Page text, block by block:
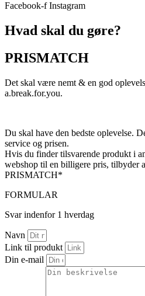
Facebook-f Instagram
Hvad skal du gøre?
PRISMATCH
Det skal være nemt & en god
a.break.for.you.
Du skal have den bedste oplevelse.
service og prisen.
Hvis du finder tilsvarende produkt i
webshop til en billigere pris, tilbyder
PRISMATCH*
FORMULAR
Svar indenfor 1 hverdag
Navn
Link til produkt
Din e-mail